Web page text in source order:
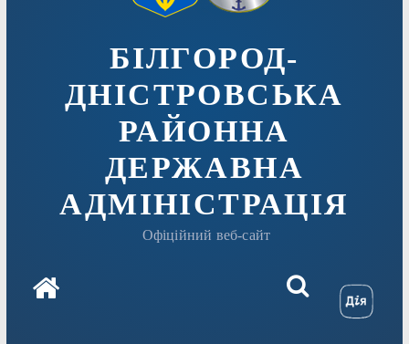
БІЛГОРОД-
ДНІСТРОВСЬКА
РАЙОННА
ДЕРЖАВНА
АДМІНІСТРАЦІЯ
Офіційний веб-сайт